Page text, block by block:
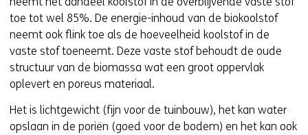
toe tot wel 85%. De energie-inhoud van de biokoolstof
neemt ook flink toe als de hoeveelheid koolstof in de
vaste stof toeneemt. Deze vaste stof behoudt de oude
structuur van de biomassa wat een groot oppervlak
oplevert en poreus materiaal.
Het is lichtgewicht (fijn voor de tuinbouw), het kan water
opslaan in de poriën (goed voor de bodem) en het kan ook